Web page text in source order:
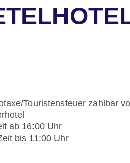
Touristensteuer zahlbar
ab 16:00 Uhr
bis 11:00 Uhr